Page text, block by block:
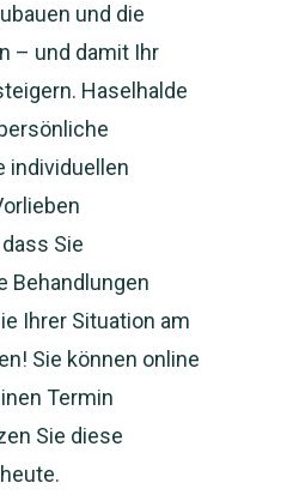
und die
– und damit Ihr
Haselhalde
individuellen
Sie
Behandlungen
Ihrer Situation am
Sie können online
Termin
Sie diese